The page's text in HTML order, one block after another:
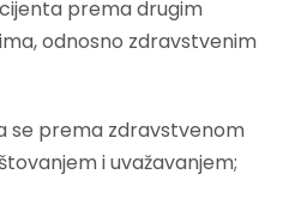
prema drugim
odnosno zdravstvenim
se prema zdravstvenom
i uvažavanjem;